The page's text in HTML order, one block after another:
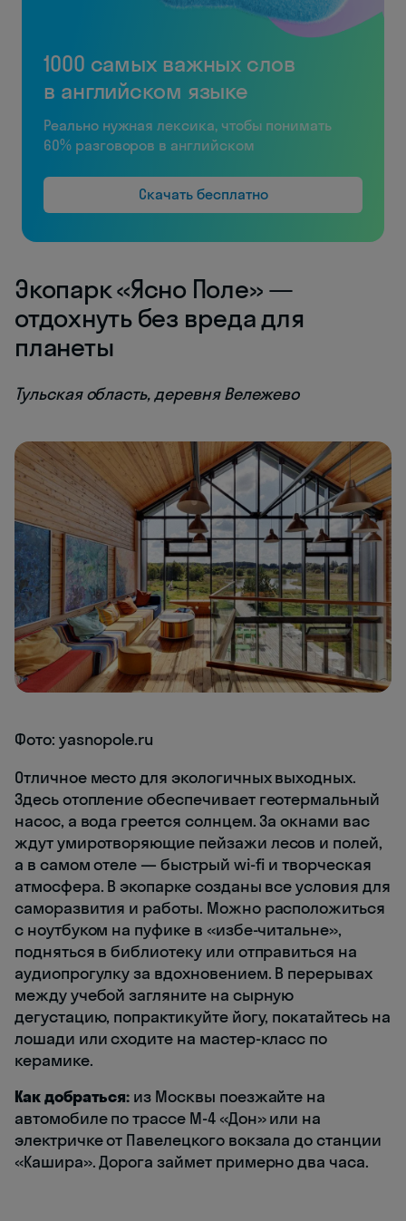
1000 самых важных слов
в английском языке
Реально нужная лексика, чтобы понимать
60% разговоров в английском
Скачать бесплатно
Экопарк «Ясно Поле» —
отдохнуть без вреда для
планеты
Тульская область, деревня Вележево
Фото: yasnopole.ru
Отличное место для экологичных выходных.
Здесь отопление обеспечивает геотермальный
насос, а вода греется солнцем. За окнами вас
ждут умиротворяющие пейзажи лесов и полей,
а в самом отеле — быстрый wi-fi и творческая
атмосфера. В экопарке созданы все условия для
саморазвития и работы. Можно расположиться
с ноутбуком на пуфике в «избе-читальне»,
подняться в библиотеку или отправиться на
аудиопрогулку за вдохновением. В перерывах
между учебой загляните на сырную
дегустацию, попрактикуйте йогу, покатайтесь на
лошади или сходите на мастер-класс по
керамике.
Как добраться: из Москвы поезжайте на
автомобиле по трассе М-4 «Дон» или на
электричке от Павелецкого вокзала до станции
«Кашира». Дорога займет примерно два часа.